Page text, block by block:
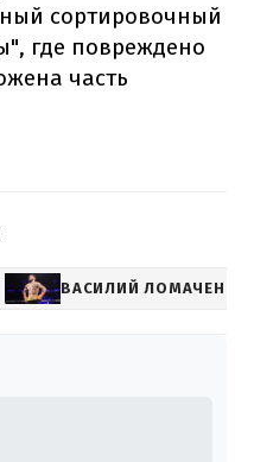
сортировочный
где повреждено
часть
ВАСИЛИЙ ЛОМАЧЕНКО